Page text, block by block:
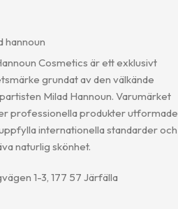
Cosmetics är ett exklusivt
grundat av den välkände
Milad Hannoun. Varumärket
professionella produkter utformade
internationella standarder och
naturlig skönhet.
1-3, 177 57 Järfälla